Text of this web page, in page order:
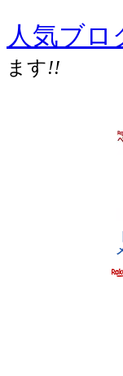
人気ブ
ます!!